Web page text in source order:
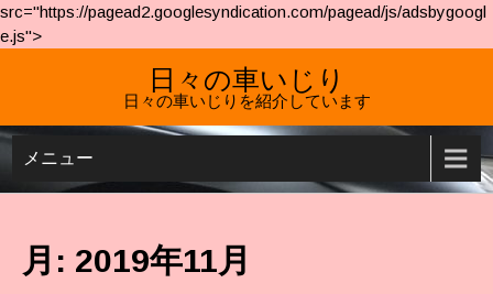
src="https://pagead2.googlesyndication.com/pagead/js/adsbygoogl
e.js">
日々の車いじり
日々の車いじりを紹介しています
メニュー
月: 2019年11月